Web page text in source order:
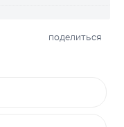
поделиться